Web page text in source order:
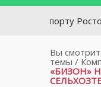
Ростова
Вы
темы /
«БИЗОН»